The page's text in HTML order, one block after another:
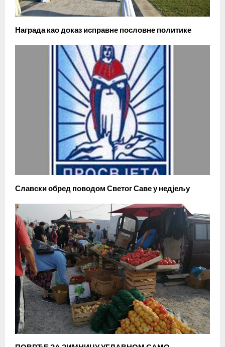
Награда као доказ исправне пословне политике
Славски обред поводом Светог Саве у недјељу